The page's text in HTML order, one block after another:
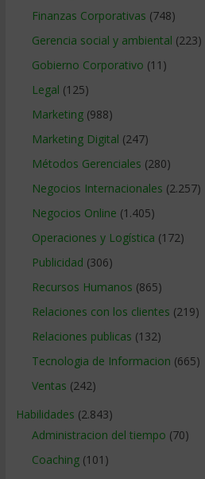
Finanzas Corporativas (748)
Gerencia social y ambiental (223)
Gobierno Corporativo (11)
Legal (125)
Marketing(988)
Marketing Digital (247)
Métodos Gerenciales (280)
Negocios Internacionales (2.257)
Negocios Online (1.405)
Operaciones y Logística (172)
Publicidad (306)
Recursos Humanos (865)
Relaciones con los clientes (219)
Relaciones publicas (132)
Tecnologia de Informacion (665)
Ventas (242)
Habilidades (2.843)
Administracion del tiempo (70)
Coaching(101)